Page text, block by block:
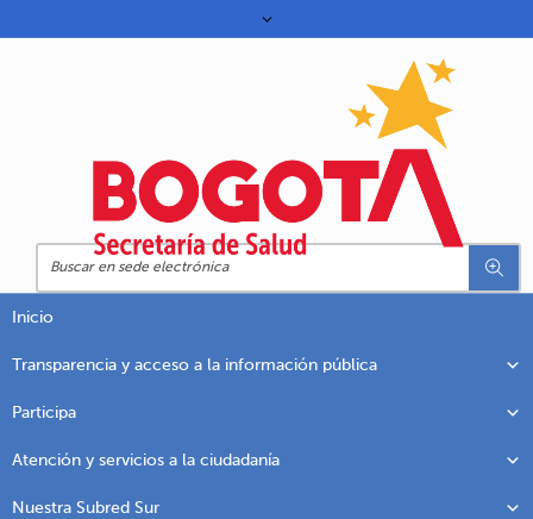
Inicio
Transparencia y acceso a la información pública
Participa
Atención y servicios a la ciudadanía
Nuestra Subred Sur